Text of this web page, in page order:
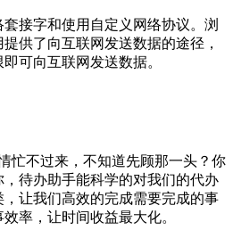
接字和使用自定义网络协议。浏
供了向互联网发送数据的途径，
可向互联网发送数据。
忙不过来，不知道先顾那一头？你
待办助手能科学的对我们的代办
让我们高效的完成需要完成的事
率，让时间收益最大化。